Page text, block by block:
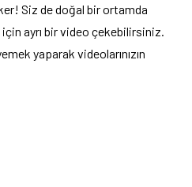
Siz de doğal bir ortamda
ayrı bir video çekebilirsiniz.
yaparak videolarınızın